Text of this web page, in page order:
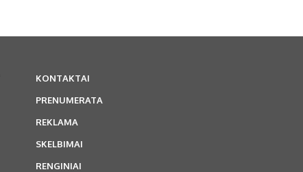
KONTAKTAI
PRENUMERATA
REKLAMA
SKELBIMAI
RENGINIAI